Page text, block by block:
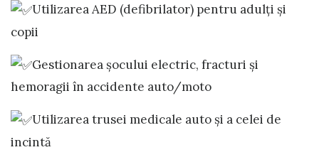
Utilizarea AED (defibrilator) pentru adulți și
copii
Gestionarea șocului electric, fracturi și
hemoragii în accidente auto/moto
Utilizarea trusei medicale auto și a celei de
incintă